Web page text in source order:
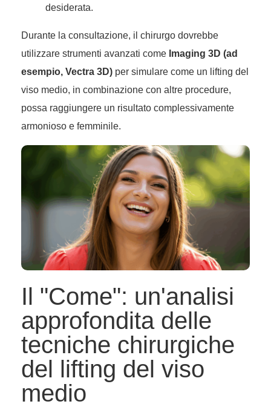
desiderata.
Durante la consultazione, il chirurgo dovrebbe
utilizzare strumenti avanzati come Imaging 3D (ad
esempio, Vectra 3D) per simulare come un lifting del
viso medio, in combinazione con altre procedure,
possa raggiungere un risultato complessivamente
armonioso e femminile.
Il "Come": un'analisi
approfondita delle
tecniche chirurgiche
del lifting del viso
medio